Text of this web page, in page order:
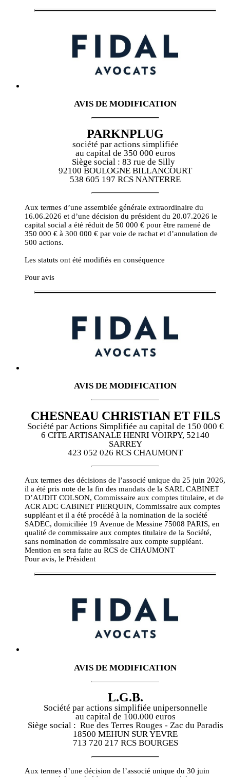
AVIS DE MODIFICATION
PARKNPLUG
société par actions simplifiée
au capital de 350 000 euros
Siège social : 83 rue de Silly
92100 BOULOGNE BILLANCOURT
538 605 197 RCS NANTERRE
Aux termes d’une assemblée générale extraordinaire du
16.06.2026 et d’une décision du président du 20.07.2026 le
capital social a été réduit de 50 000 € pour être ramené de
350 000 € à 300 000 € par voie de rachat et d’annulation de
500 actions.
Les statuts ont été modifiés en conséquence
Pour avis
AVIS DE MODIFICATION
CHESNEAU CHRISTIAN ET FILS
Société par Actions Simplifiée au capital de 150 000 €
6 CITE ARTISANALE HENRI VOIRPY, 52140
SARREY
423 052 026 RCS CHAUMONT
Aux termes des décisions de l’associé unique du 25 juin 2026,
il a été pris note de la fin des mandats de la SARL CABINET
D’AUDIT COLSON, Commissaire aux comptes titulaire, et de
ACR ADC CABINET PIERQUIN, Commissaire aux comptes
suppléant et il a été procédé à la nomination de la société
SADEC, domiciliée 19 Avenue de Messine 75008 PARIS, en
qualité de commissaire aux comptes titulaire de la Société,
sans nomination de commissaire aux compte suppléant.
Mention en sera faite au RCS de CHAUMONT
Pour avis, le Président
AVIS DE MODIFICATION
L.G.B.
Société par actions simplifiée unipersonnelle
au capital de 100.000 euros
Siège social : Rue des Terres Rouges - Zac du Paradis
18500 MEHUN SUR YEVRE
713 720 217 RCS BOURGES
Aux termes d’une décision de l’associé unique du 30 juin